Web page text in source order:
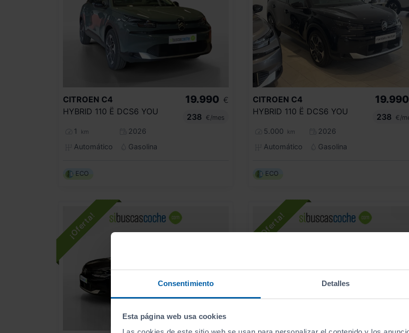
Consentimiento Detalles
Esta página web usa cookies
CITROEN C4
HYBRID 110 Ë DCS6 YOU
1 km
2026
Automático
Gasolina
19.990 €
238
€/mes
ECO
CITROEN C4
HYBRID 110 Ë DCS6 YOU
5.000 km
2026
Automático
Gasolina
19.990
238
€/
ECO
- 2.000€ - 490€